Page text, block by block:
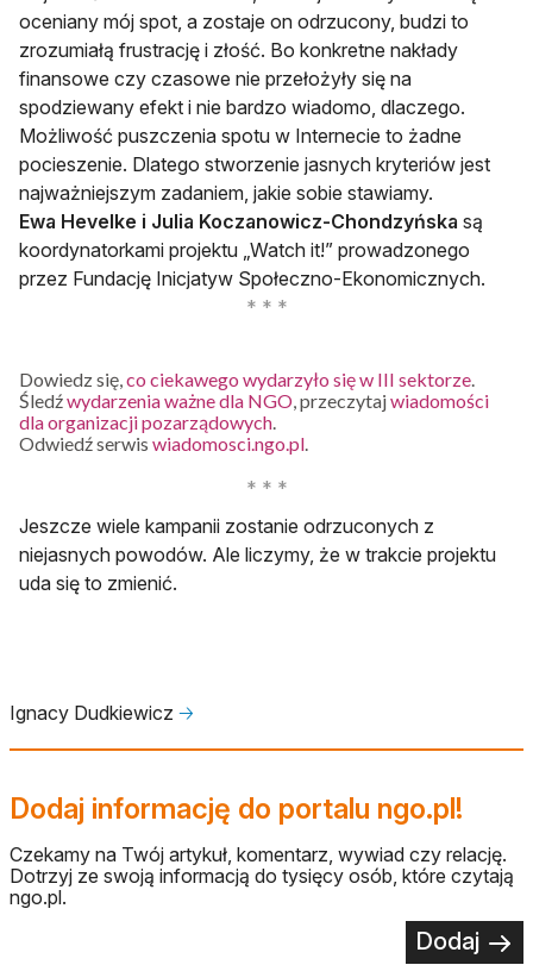
oceniany mój spot, a zostaje on odrzucony, budzi to
zrozumiałą frustrację i złość. Bo konkretne nakłady
finansowe czy czasowe nie przełożyły się na
spodziewany efekt i nie bardzo wiadomo, dlaczego.
Możliwość puszczenia spotu w Internecie to żadne
pocieszenie. Dlatego stworzenie jasnych kryteriów jest
najważniejszym zadaniem, jakie sobie stawiamy.
Ewa Hevelke i Julia Koczanowicz-Chondzyńska są
koordynatorkami projektu „Watch it!” prowadzonego
przez Fundację Inicjatyw Społeczno-Ekonomicznych.
Dowiedz się,co ciekawego wydarzyło się w III sektorze.
Śledźwydarzenia ważne dla NGO, przeczytajwiadomości
dla organizacji pozarządowych.
Odwiedź serwis wiadomosci.ngo.pl.
Jeszcze wiele kampanii zostanie odrzuconych z
niejasnych powodów. Ale liczymy, że w trakcie projektu
uda się to zmienić.
Ignacy Dudkiewicz 🡢
Dodaj informację do portalu ngo.pl!
Czekamy na Twój artykuł, komentarz, wywiad czy relację.
Dotrzyj ze swoją informacją do tysięcy osób, które czytają
ngo.pl.
Dodaj